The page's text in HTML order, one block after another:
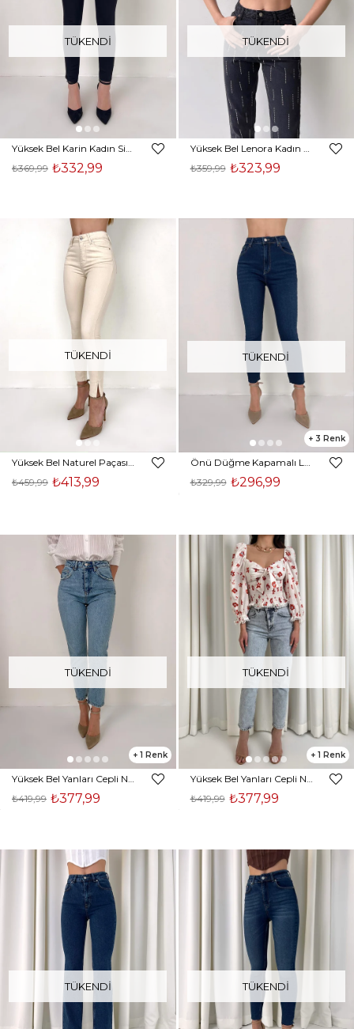
TÜKENDI
₺332,99
₺369,99
TÜKENDI
₺323,99
₺359,99
TÜKENDI
₺413,99
₺459,99
TÜKENDI
3
₺296,99
₺329,99
TÜKENDI
1
₺377,99
₺419,99
TÜKENDI
1
₺377,99
₺419,99
TÜKENDI TÜKENDI